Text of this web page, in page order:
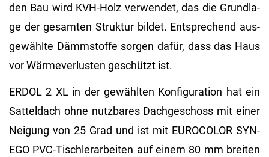
den Bau wird KVH-Holz ver­wen­det, das die Grund­la­
ge der ge­sam­ten Struk­tur bil­det. Ent­spre­chend aus­
ge­wähl­te Dämm­stof­fe sor­gen dafür, dass das Haus
vor Wär­me­ver­lus­ten ge­schützt ist.
ERDOL 2 XL in der ge­wähl­ten Kon­fi­gu­ra­ti­on hat ein
Sat­tel­dach ohne nutz­ba­res Dach­ge­schoss mit einer
Nei­gung von 25 Grad und ist mit EU­RO­CO­LOR SYN­
EGO PVC-Tisch­ler­ar­bei­ten auf einem 80 mm brei­ten